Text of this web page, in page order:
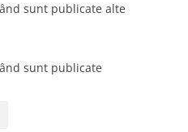
sunt publicate alte
sunt publicate